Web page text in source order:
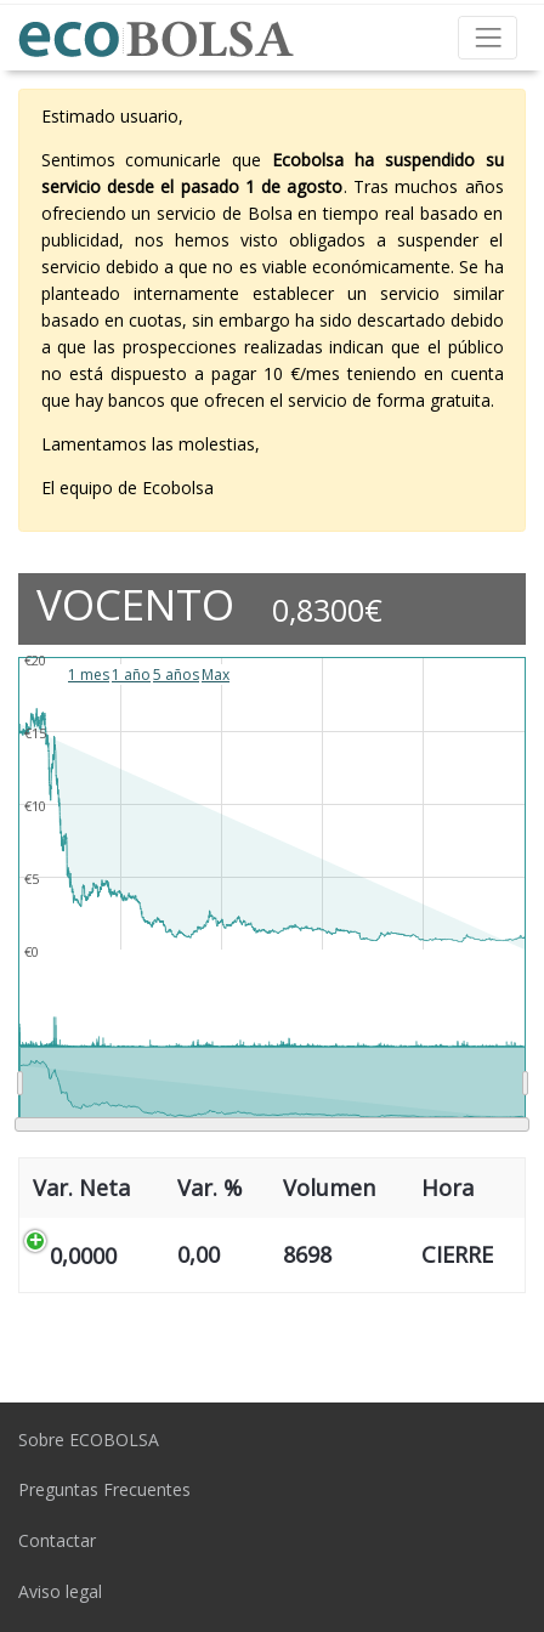
Estimado usuario,
Sentimos comunicarle que Ecobolsa ha suspendido su
servicio desde el pasado 1 de agosto. Tras muchos años
ofreciendo un servicio de Bolsa en tiempo real basado en
publicidad, nos hemos visto obligados a suspender el
servicio debido a que no es viable económicamente. Se ha
planteado internamente establecer un servicio similar
basado en cuotas, sin embargo ha sido descartado debido
a que las prospecciones realizadas indican que el público
no está dispuesto a pagar 10 €/mes teniendo en cuenta
que hay bancos que ofrecen el servicio de forma gratuita.
Lamentamos las molestias,
El equipo de Ecobolsa
VOCENTO 0,8300€
1 mes1 año5 añosMax
€0
€5
€10
€15
€20
Var. Neta Var. % Volumen Hora
0,0000 0,00 8698 CIERRE
Sobre ECOBOLSA
Preguntas Frecuentes
Contactar
Aviso legal